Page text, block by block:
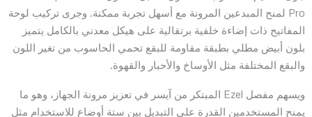
Pro لمنح المبدعين المرونة مع أسهل تجربة ممكنة. وجرى تركيب لوحة
المفاتيح ذات إضاءة خلفية برتقالية على هيكل معدني بالكامل يتميز
بلون أبيض مطلي بطبقة مقاومة للبقع تحمي الحاسوب من تغير اللون
والبقع المختلفة مثل الأوساخ والأحبار والقهوة.
ويسهم مفصل Ezel المبتكر من آيسر في تعزيز مرونة الجهاز، وهو ما
يمنح المستخدمين القدرة على التبديل بين ستة أوضاع للاستخدام مثل